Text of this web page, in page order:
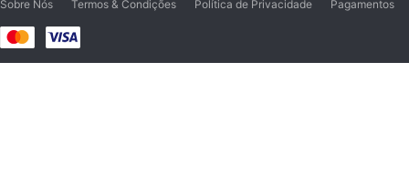
Sobre Nós Termos & Condições Política de Privacidade Pagamentos